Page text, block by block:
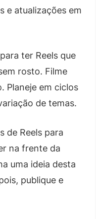
e atualizações em
ter Reels que
rosto. Filme
Planeje em ciclos
de temas.
de Reels para
na frente da
uma ideia desta
publique e